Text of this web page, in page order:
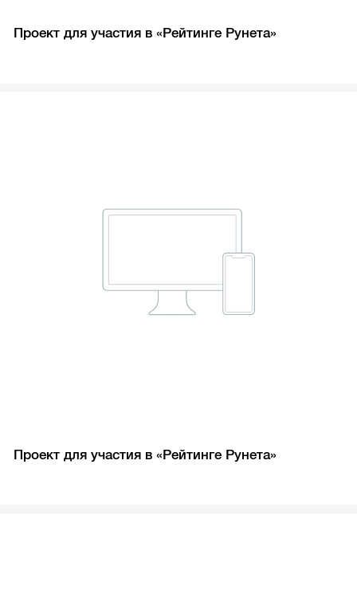
Проект для участия в «Рейтинге Рунета»
Проект для участия в «Рейтинге Рунета»